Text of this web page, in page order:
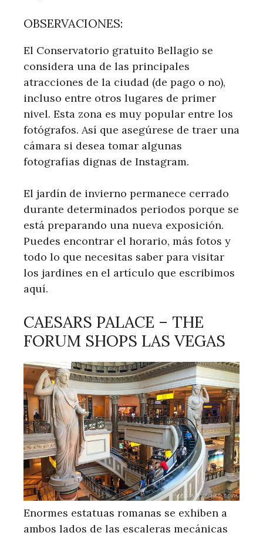
OBSERVACIONES:
El Conservatorio gratuito Bellagio se
considera una de las principales
atracciones de la ciudad (de pago o no),
incluso entre otros lugares de primer
nivel. Esta zona es muy popular entre los
fotógrafos. Así que asegúrese de traer una
cámara si desea tomar algunas
fotografías dignas de Instagram.
El jardín de invierno permanece cerrado
durante determinados periodos porque se
está preparando una nueva exposición.
Puedes encontrar el horario, más fotos y
todo lo que necesitas saber para visitar
los jardines en el artículo que escribimos
aquí.
CAESARS PALACE – THE
FORUM SHOPS LAS VEGAS
Enormes estatuas romanas se exhiben a
ambos lados de las escaleras mecánicas